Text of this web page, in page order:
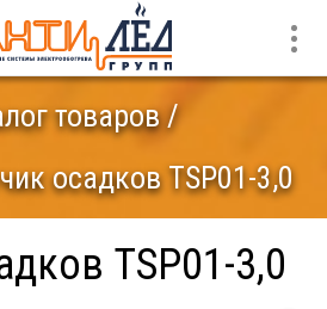
товаров
осадков TSP01-3,0
TSP01-3,0